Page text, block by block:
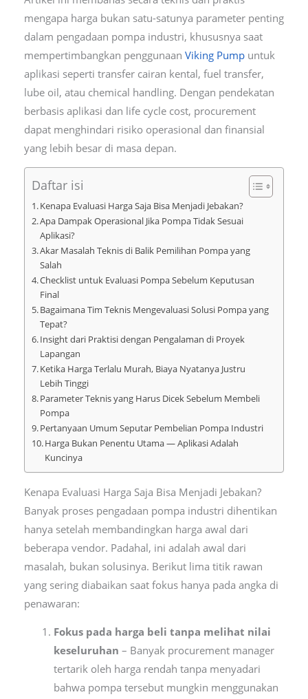
mengapa harga bukan satu-satunya parameter penting
dalam pengadaan pompa industri, khususnya saat
mempertimbangkan penggunaan Viking Pumpuntuk
aplikasi seperti transfer cairan kental, fuel transfer,
lube oil, atau chemical handling. Dengan pendekatan
berbasis aplikasi dan life cycle cost, procurement
dapat menghindari risiko operasional dan finansial
yang lebih besar di masa depan.
Daftar isi
Kenapa Evaluasi Harga Saja Bisa Menjadi Jebakan?
Apa Dampak Operasional Jika Pompa Tidak Sesuai
Aplikasi?
Akar Masalah Teknis di Balik Pemilihan Pompa yang
Salah
Checklist untuk Evaluasi Pompa Sebelum Keputusan
Final
Bagaimana Tim Teknis Mengevaluasi Solusi Pompa yang
Tepat?
Insight dari Praktisi dengan Pengalaman di Proyek
Lapangan
Ketika Harga Terlalu Murah, Biaya Nyatanya Justru
Lebih Tinggi
Parameter Teknis yang Harus Dicek Sebelum Membeli
Pompa
Pertanyaan Umum Seputar Pembelian Pompa Industri
Harga Bukan Penentu Utama — Aplikasi Adalah
Kuncinya
Kenapa Evaluasi Harga Saja Bisa Menjadi Jebakan?
Banyak proses pengadaan pompa industri dihentikan
hanya setelah membandingkan harga awal dari
beberapa vendor. Padahal, ini adalah awal dari
masalah, bukan solusinya. Berikut lima titik rawan
yang sering diabaikan saat fokus hanya pada angka di
penawaran:
Fokus pada harga beli tanpa melihat nilai
keseluruhan – Banyak procurement manager
tertarik oleh harga rendah tanpa menyadari
bahwa pompa tersebut mungkin menggunakan